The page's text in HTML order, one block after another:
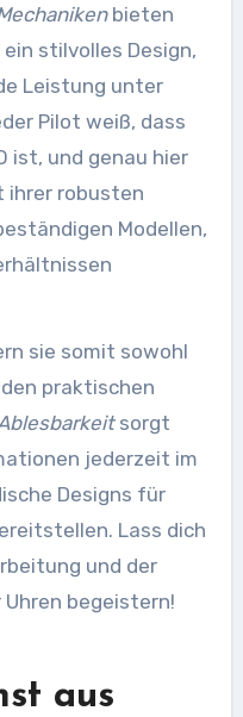
bieten
stilvolles Design,
Leistung unter
Pilot weiß, dass
ist, und genau hier
ihrer robusten
Modellen,
sie somit sowohl
praktischen
sorgt
jederzeit im
Designs für
Lass dich
und der
begeistern!
aus